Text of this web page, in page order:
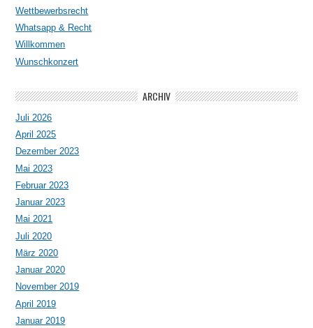
Wettbewerbsrecht
Whatsapp & Recht
Willkommen
Wunschkonzert
ARCHIV
Juli 2026
April 2025
Dezember 2023
Mai 2023
Februar 2023
Januar 2023
Mai 2021
Juli 2020
März 2020
Januar 2020
November 2019
April 2019
Januar 2019